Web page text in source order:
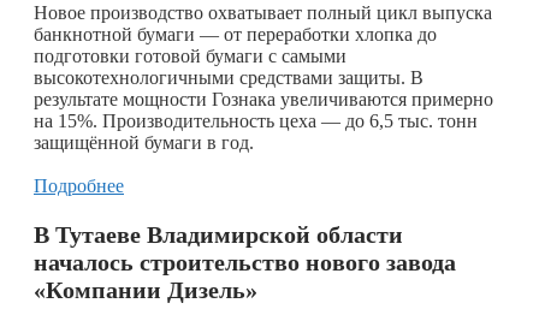
Новое производство охватывает полный цикл выпуска
банкнотной бумаги — от переработки хлопка до
подготовки готовой бумаги с самыми
высокотехнологичными средствами защиты. В
результате мощности Гознака увеличиваются примерно
на 15%. Производительность цеха — до 6,5 тыс. тонн
защищённой бумаги в год.
Подробнее
В Тутаеве Владимирской области
началось строительство нового завода
«Компании Дизель»